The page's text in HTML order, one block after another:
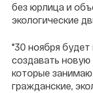
без юрлица и
экологические
"30 ноября
создавать новую
которые
гражданские,